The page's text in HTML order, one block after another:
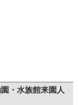
・水族館来園人